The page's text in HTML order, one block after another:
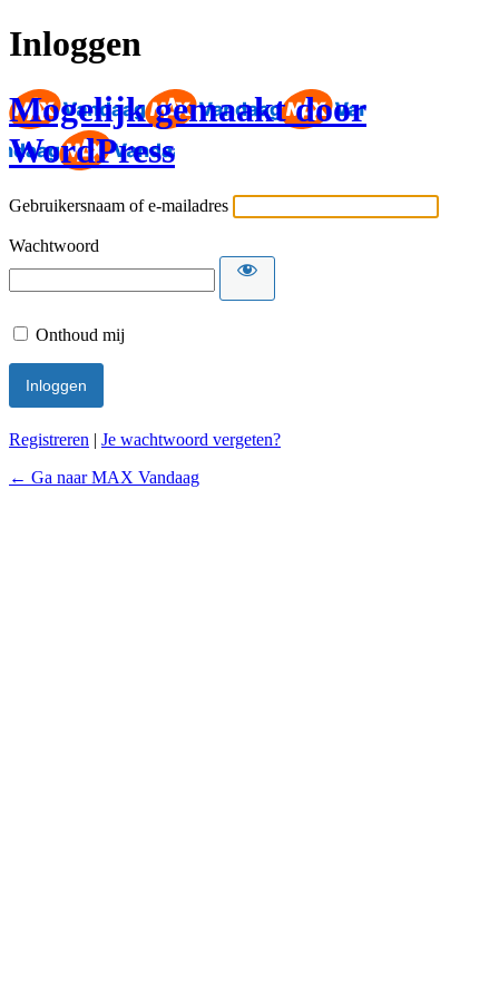
Inloggen
Mogelijk gemaakt door
WordPress
Gebruikersnaam of e-mailadres
Wachtwoord
Onthoud mij
Registreren | Je wachtwoord vergeten?
← Ga naar MAX Vandaag